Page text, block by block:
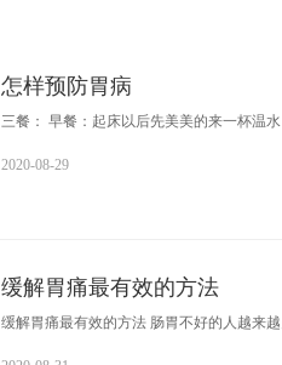
怎样预防胃病
三餐： 早餐：起床以后先美美的来一杯温
2020-08-29
缓解胃痛最有效的方法
缓解胃痛最有效的方法 肠胃不好的人越来